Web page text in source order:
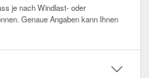
je nach Windlast- oder
Genaue Angaben kann Ihnen